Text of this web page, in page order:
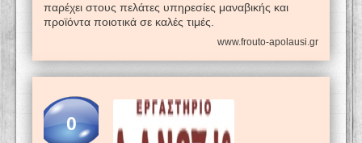
παρέχει στους πελάτες υπηρεσίες μαναβικής και
προϊόντα ποιοτικά σε καλές τιμές.
www.frouto-apolausi.gr
0